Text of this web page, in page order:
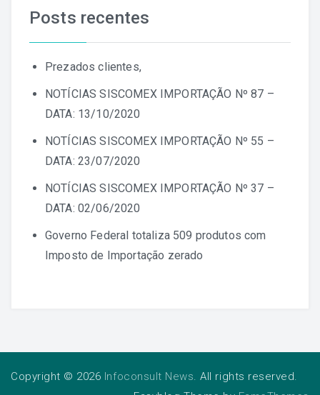
Posts recentes
Prezados clientes,
NOTÍCIAS SISCOMEX IMPORTAÇÃO Nº 87 –
DATA: 13/10/2020
NOTÍCIAS SISCOMEX IMPORTAÇÃO Nº 55 –
DATA: 23/07/2020
NOTÍCIAS SISCOMEX IMPORTAÇÃO Nº 37 –
DATA: 02/06/2020
Governo Federal totaliza 509 produtos com
Imposto de Importação zerado
Copyright © 2026 Infoconsult News. All rights reserved.